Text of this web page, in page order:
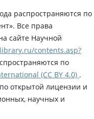
распространяются по
Все права
сайте Научной
contents.asp?
по
(CC BY 4.0) .
открытой лицензии и
научных и